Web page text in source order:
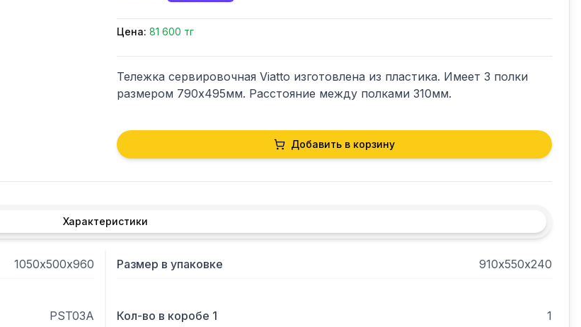
Цена: 81 600 тг
Тележка сервировочная Viatto изготовлена из пластика. Имеет 3 полки
размером 790х495мм. Расстояние между полками 310мм.
Добавить в корзину
Характеристики
1050х500х960 Размер в упаковке 910х550х240
PST03A Кол-во в коробе 1 1